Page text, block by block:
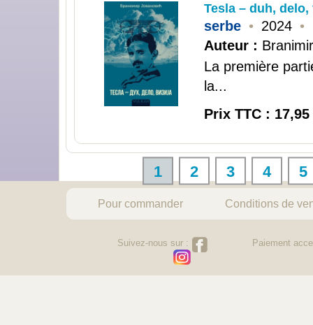
Tesla – duh, delo,
serbe • 2024 •
Auteur :
La première
la...
Prix TTC : 17,95
1 2 3 4 5
Pour commander Conditions de
Suivez-nous sur : Paiement